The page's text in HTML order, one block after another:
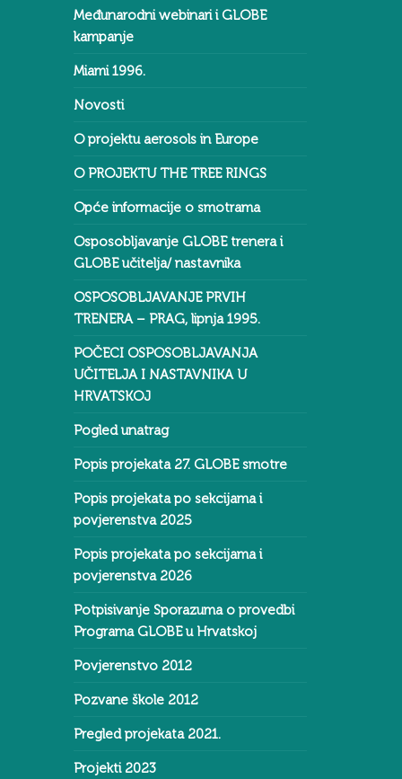
Međunarodni webinari i GLOBE
kampanje
Miami 1996.
Novosti
O projektu aerosols in Europe
O PROJEKTU THE TREE RINGS
Opće informacije o smotrama
Osposobljavanje GLOBE trenera i
GLOBE učitelja/ nastavnika
OSPOSOBLJAVANJE PRVIH
TRENERA – PRAG, lipnja 1995.
POČECI OSPOSOBLJAVANJA
UČITELJA I NASTAVNIKA U
HRVATSKOJ
Pogled unatrag
Popis projekata 27. GLOBE smotre
Popis projekata po sekcijama i
povjerenstva 2025
Popis projekata po sekcijama i
povjerenstva 2026
Potpisivanje Sporazuma o provedbi
Programa GLOBE u Hrvatskoj
Povjerenstvo 2012
Pozvane škole 2012
Pregled projekata 2021.
Projekti 2023